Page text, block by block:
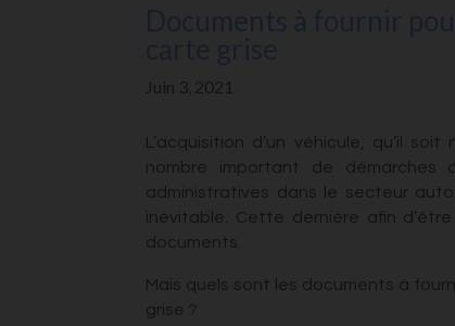
Juin 3, 2021
L’acquisition d’un véhicule, qu’il
nombre important de démarches
administratives dans le secteur
inévitable. Cette dernière afin
documents.
Mais quels sont les documents à
grise ?